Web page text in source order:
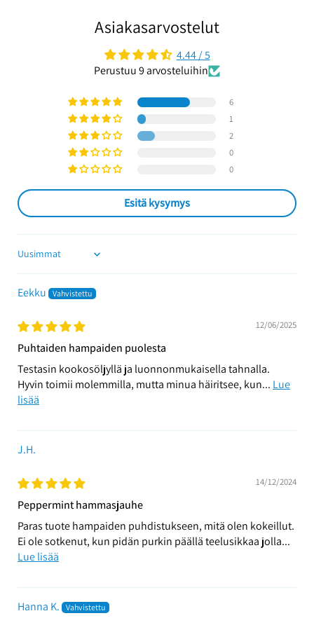
Asiakasarvostelut
4.44 / 5
Perustuu 9 arvosteluihin
6
1
2
0
0
Esitä kysymys
Sort by
Eekku
12/06/2025
Puhtaiden hampaiden puolesta
Testasin kookosöljyllä ja luonnonmukaisella tahnalla.
Hyvin toimii molemmilla, mutta minua häiritsee, kun... Lue
lisää
J.H.
14/12/2024
Peppermint hammasjauhe
Paras tuote hampaiden puhdistukseen, mitä olen kokeillut.
Ei ole sotkenut, kun pidän purkin päällä teelusikkaa jolla...
Lue lisää
Hanna K.